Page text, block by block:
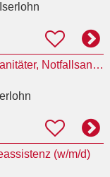
Ausbildung 2027- Notfallsanitäter, Notfallsanitäterin (m/w/d)
(w/m/d)